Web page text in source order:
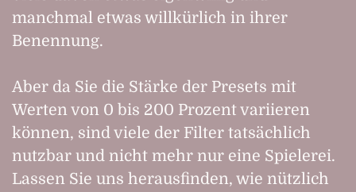
manchmal etwas willkürlich in ihrer
Benennung.
Aber da Sie die Stärke der Presets mit
Werten von 0 bis 200 Prozent variieren
können, sind viele der Filter tatsächlich
nutzbar und nicht mehr nur eine Spielerei.
Lassen Sie uns herausfinden, wie nützlich